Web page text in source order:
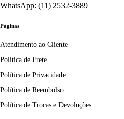
WhatsApp: (11) 2532-3889
Páginas
Atendimento ao Cliente
Política de Frete
Política de Privacidade
Política de Reembolso
Política de Trocas e Devoluções